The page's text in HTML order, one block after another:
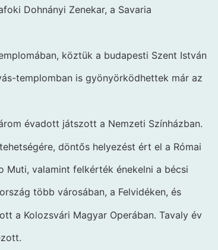
Dohnányi Zenekar, a Savaria
köztük a budapesti Szent István
templomban is gyönyörködhettek már az
évadott játszott a Nemzeti Színházban.
döntős helyezést ért el a Római
Muti, valamint felkérték énekelni a bécsi
több városában, a Felvidéken, és
a Kolozsvári Magyar Operában. Tavaly év